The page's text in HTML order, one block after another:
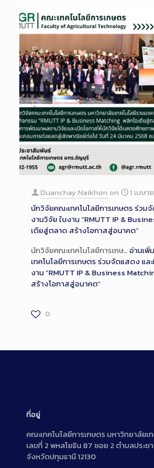
Duanchay Naikhon on
1 เมษา
นักวิจัยคณะเทคโนโลยีการเกษตร ร่ว
งานวิจัย ในงาน “RMUTT IP &
เดียสู่ตลาด สร้างโอกาสสู่อนาคต”
นักวิจัยคณะเทคโนโลยีการเกษ… อ่านเพิ่
เทคโนโลยีการเกษตร ร่วมจัดแสดง แ
งาน “RMUTT IP & Business
สร้างโอกาสสู่อนาคต”
0
ที่อยู่
คณะเทคโนโลยีการเกษตร มหาวิทยาลัย
เลขที่ 2 พหลโยธิน 87 ซอย 2 ตำบลประ
จังหวัดปทุมธานี 12130